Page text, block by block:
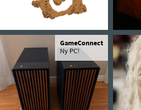
GameConnect
Ny PC!